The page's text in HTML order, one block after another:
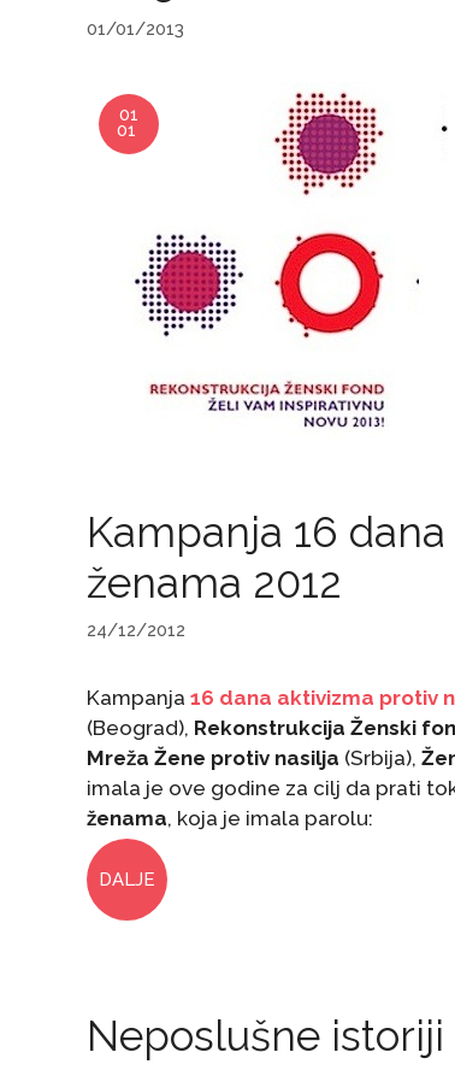
01/01/2013
01
01
Kampanja 16
ženama 2012
24/12/2012
Kampanja 16 dana aktivizma protiv
(Beograd), Rekonstrukcija Ženski
Mreža Žene protiv nasilja (Srbija),
imala je ove godine za cilj da prati
ženama, koja je imala parolu:
DALJE
Neposlušne istoriji